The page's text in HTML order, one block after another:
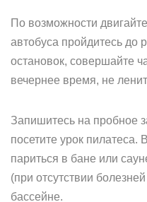
По возможности
автобуса пройдитесь до
остановок, совершайте
вечернее время, не
Запишитесь на пробное
посетите урок пилатеса.
париться в бане или
(при отсутствии
бассейне.